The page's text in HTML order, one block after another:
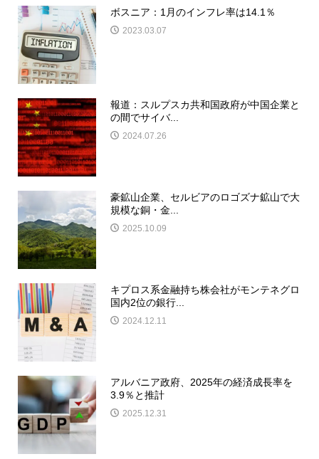
ボスニア：1月のインフレ率は14.1％
2023.03.07
報道：スルプスカ共和国政府が中国企業と
の間でサイバ...
2024.07.26
豪鉱山企業、セルビアのロゴズナ鉱山で大
規模な銅・金...
2025.10.09
キプロス系金融持ち株会社がモンテネグロ
国内2位の銀行...
2024.12.11
アルバニア政府、2025年の経済成長率を
3.9％と推計
2025.12.31